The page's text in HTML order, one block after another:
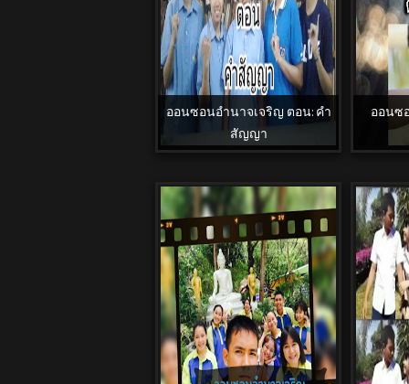
ออนซอนอำนาจเจริญ ตอน: คำ
สัญญา
ออนซ